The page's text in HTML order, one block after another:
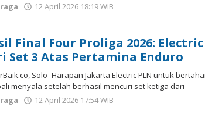
12 April 2026 18:19 WIB
Final Four Proliga 2026:
Set 3 Atas Pertamina Enduro
Solo- Harapan Jakarta Electric PLN untuk
menyala setelah berhasil mencuri set ketiga dari
12 April 2026 17:54 WIB